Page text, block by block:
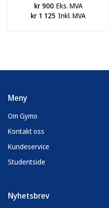
kr 900 Eks. MVA
kr 1 125 Inkl. MVA
Meny
Om Gymo
Kontakt oss
Kundeservice
Studentside
Nyhetsbrev